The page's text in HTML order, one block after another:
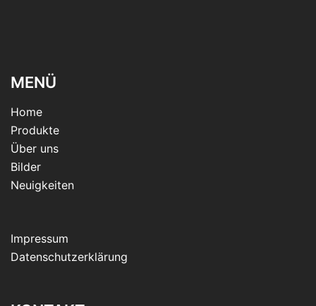
MENÜ
Home
Produkte
Über uns
Bilder
Neuigkeiten
Impressum
Datenschutzerklärung